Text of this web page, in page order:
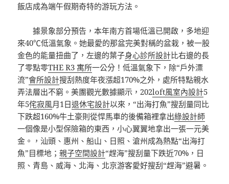
飯店成為端午假期奇特的游玩方法。
據景象部分預告，本年南方首場低溫已開啟，多地迎
來40℃低溫氣象。她最愛的那盆完美對稱的盆栽，被一股
金色的能量扭曲了，左邊的葉子身心診所設計比右邊的長
了零點零THE R3 寓所一公分！低溫氣象下，除“戶外漂
流”會所設計搜刮熱度年夜漲超170%之外，處所特點親水
弄法層出不窮。美團觀光數據顯示，202loft風室內設計5
年5侘寂風月1日退休宅設計以來，“出海打魚”搜刮量同比
下跌超160%牛土豪則從悍馬車的後備箱裡拿出綠設計師
一個像是小型保險箱的東西，小心翼翼地拿出一張一元美
金。，汕頭、惠州、船山、日照、滄州成為熱點“出海打
魚”目標地；親子空間設計“趕海”搜刮量下跌近70%，日
照、青島、威海、北海、北京游客愛好搜刮“趕海”避暑。